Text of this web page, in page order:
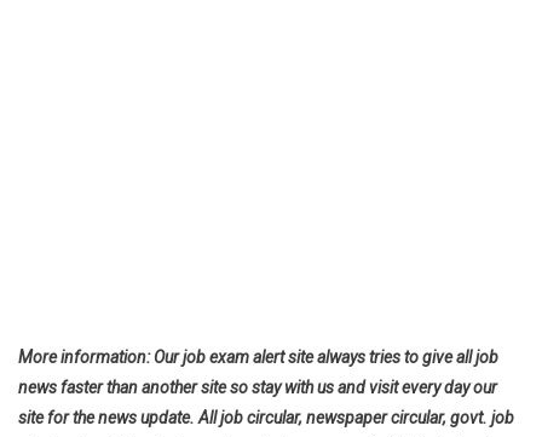
More information: Our job exam alert site always tries to give all job
news faster than another site so stay with us and visit every day our
site for the news update. All job circular, newspaper circular, govt. job